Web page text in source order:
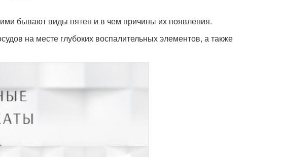
бывают виды пятен и в чем причины их появления.
на месте глубоких воспалительных элементов, а также